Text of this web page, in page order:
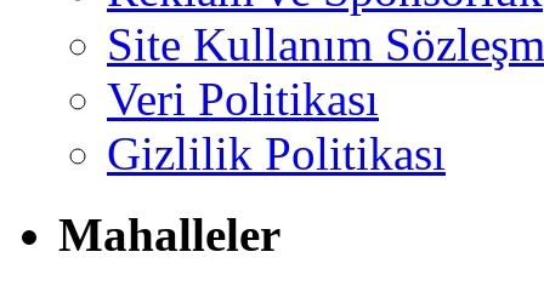
Site Kullanım
Veri Politikası
Gizlilik Politikası
Mahalleler